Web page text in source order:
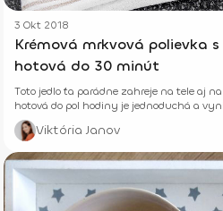
3 Okt 2018
Krémová mrkvová polievka
hotová do 30 minút
Toto jedlo ťa parádne zahreje na tele aj
hotová do pol hodiny je jednoduchá a
Viktória Janov